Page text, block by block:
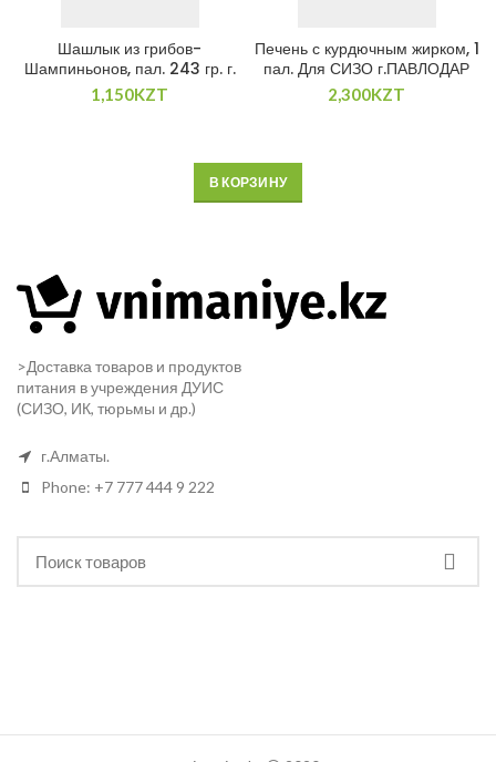
Шашлык из грибов-
Шампиньонов, пал. 243 гр. г.
АЛМАТЫ
1,150KZT
В КОРЗИНУ
Печень с курдючным жирком, 1
пал. Для СИЗО г.ПАВЛОДАР
2,300KZT
В КОРЗИНУ
>Доставка товаров и продуктов
питания в учреждения ДУИС
(СИЗО, ИК, тюрьмы и др.)
г.Алматы.
Phone: +7 777 444 9 222